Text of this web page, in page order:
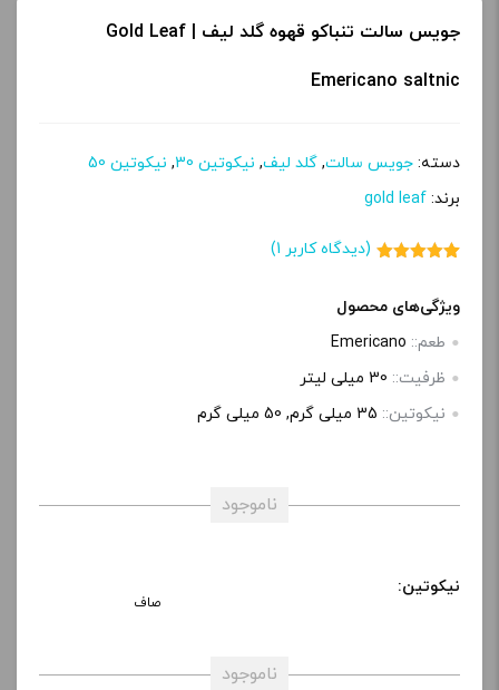
جویس سالت تنباکو قهوه گلد لیف | Gold Leaf
Emericano saltnic
دسته: جویس سالت, گلد لیف, نیکوتین 30 , نیکوتین 50
برند: gold leaf
مشتری
(دیدگاه کاربر 1
)
ویژگی‌های محصول
طعم:: Emericano
ظرفیت:: 30 میلی‌ لیتر
نیکوتین:: 35 میلی‌ گرم, 50 میلی گرم
ناموجود
نیکوتین:
صاف
ناموجود